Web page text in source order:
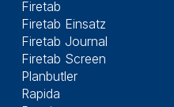
Firetab
Firetab Einsatz
Firetab Journal
Firetab Screen
Planbutler
Rapida